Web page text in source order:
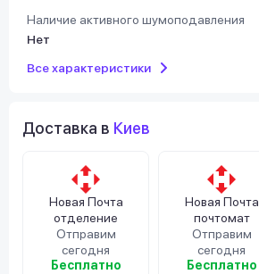
Наличие активного шумоподавления
Нет
Все характеристики
Доставка в Киев
Новая Почта
отделение
Отправим
сегодня
Бесплатно
Новая Почта
почтомат
Отправим
сегодня
Бесплатно